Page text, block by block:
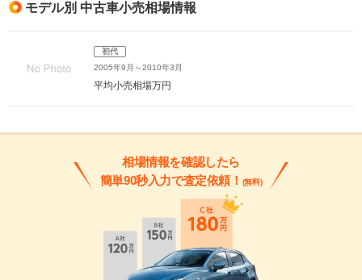
モデル別 中古車小売相場情報
初代
2005年9月～2010年3月
平均小売相場万円
相場情報を確認したら
簡単90秒入力で査定依頼！ (無料)